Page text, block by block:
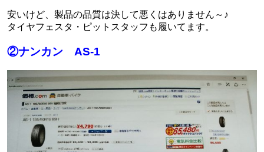
安いけど、製品の品質は決して悪くはありません～♪
タイヤフェスタ・ピットスタッフも履いてます。
②ナンカン AS-1